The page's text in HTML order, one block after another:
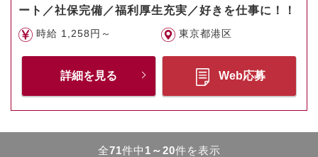
ート／社保完備／福利厚生充実／好きを仕事に！！
時給 1,258円～ 東京都港区
詳細を見る Web応募
全71件中 1～20件を表示